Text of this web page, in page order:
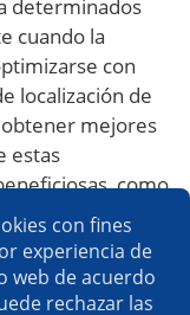
determinados
cuando la
con
localización de
mejores
estas
como
benefician de
Nutanix
con fines
experiencia de
web de acuerdo
rechazar las